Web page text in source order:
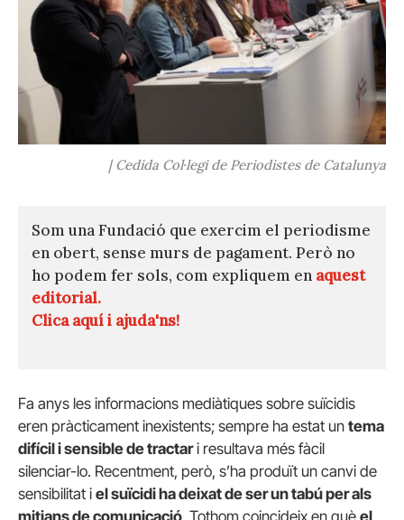
| Cedida Col·legi de Periodistes de Catalunya
Som una Fundació que exercim el periodisme
en obert, sense murs de pagament. Però no
ho podem fer sols, com expliquem en aquest
editorial.
Clica aquí i ajuda'ns!
Fa anys les informacions mediàtiques sobre suïcidis
eren pràcticament inexistents; sempre ha estat un tema
difícil i sensible de tractari resultava més fàcil
silenciar-lo. Recentment, però, s’ha produït un canvi de
sensibilitat i el suïcidi ha deixat de ser un tabú per als